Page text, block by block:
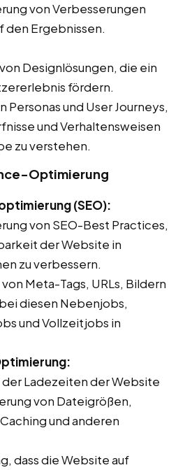
von Verbesserungen
den Ergebnissen.
Designlösungen, die ein
fördern.
Personas und User Journeys,
und Verhaltensweisen
zu verstehen.
Optimierung
(SEO):
von SEO-Best Practices,
der Website in
zu verbessern.
Meta-Tags, URLs, Bildern
diesen Nebenjobs,
und Vollzeitjobs in
Ladezeiten der Website
von Dateigrößen,
und anderen
dass die Website auf